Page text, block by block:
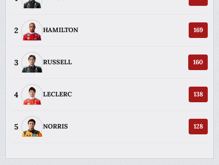
2 HAMILTON 169
3 RUSSELL 160
4 LECLERC 138
5 NORRIS 128